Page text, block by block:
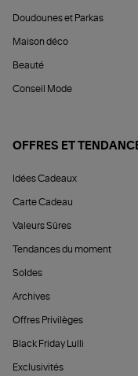
Doudounes et Parkas
Maison déco
Beauté
Conseil Mode
OFFRES ET
Idées Cadeaux
Carte Cadeau
Valeurs Sûres
Tendances du moment
Soldes
Archives
Offres Privilèges
Black Friday Lulli
Exclusivités